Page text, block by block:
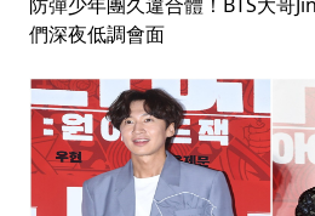
們深夜低調會面